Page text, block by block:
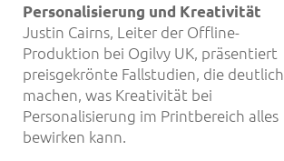
Personalisierung und Kreativität
Justin Cairns, Leiter der Offline-
Produktion bei Ogilvy UK, präsentiert
preisgekrönte Fallstudien, die deutlich
machen, was Kreativität bei
Personalisierung im Printbereich alles
bewirken kann.